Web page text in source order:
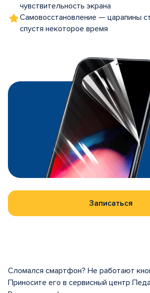
чувствительность экрана
Самовосстановление — царапины
спустя некоторое время
Записаться
Сломался смартфон? Не работают
Приносите его в сервисный центр